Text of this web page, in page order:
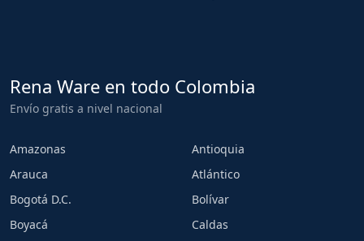
Rena Ware en todo Colombia
Envío gratis a nivel nacional
Amazonas
Antioquia
Arauca
Atlántico
Bogotá D.C.
Bolívar
Boyacá
Caldas